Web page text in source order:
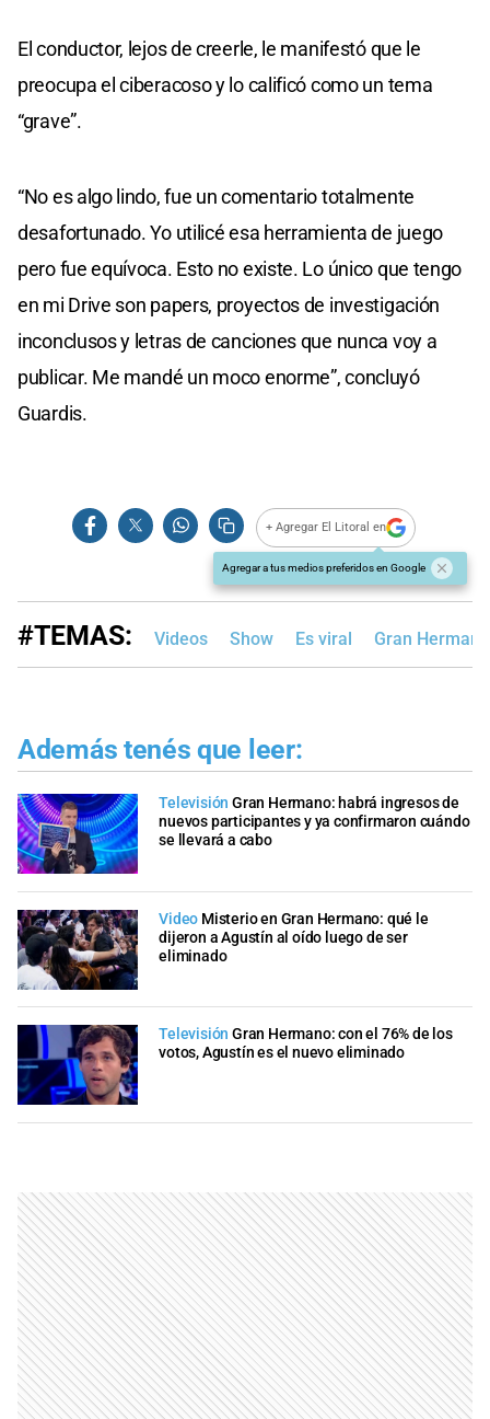
El conductor, lejos de creerle, le manifestó que le
preocupa el ciberacoso y lo calificó como un tema
“grave”.
“No es algo lindo, fue un comentario totalmente
desafortunado. Yo utilicé esa herramienta de juego
pero fue equívoca. Esto no existe. Lo único que tengo
en mi Drive son papers, proyectos de investigación
inconclusos y letras de canciones que nunca voy a
publicar. Me mandé un moco enorme”, concluyó
Guardis.
+ Agregar El Litoral en
Agregar a tus medios preferidos en Google
#TEMAS: Videos Show Es viral Gran Hermano
Además tenés que leer:
Televisión Gran Hermano: habrá ingresos de
nuevos participantes y ya confirmaron cuándo
se llevará a cabo
Video Misterio en Gran Hermano: qué le
dijeron a Agustín al oído luego de ser
eliminado
Televisión Gran Hermano: con el 76% de los
votos, Agustín es el nuevo eliminado